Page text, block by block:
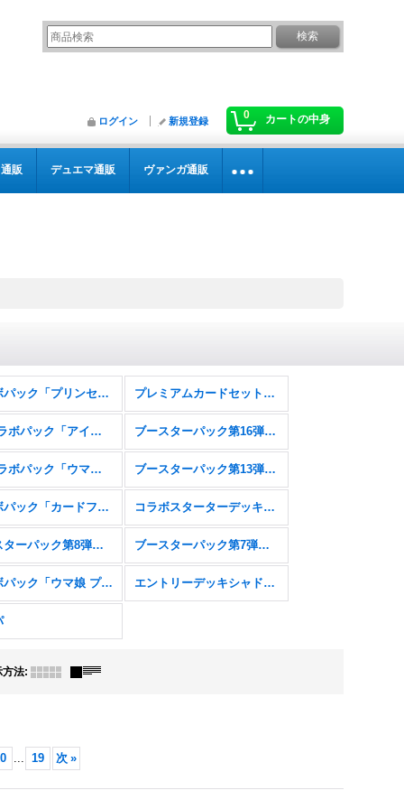
0 カートの中身
ログイン 新規登録
販 デュエマ通販 ヴァンガ通販
コラボパック「プリンセスコネクト！Re:Dive」 プレミアムカードセット「プリンセスコネクト！Re:Dive」
EXコラボパック「アイドルマスター シンデレラガールズ」 ブースターパック第16弾「新たなる創世」
EXコラボパック「ウマ娘 プリティーダービー」 ブースターパック第13弾「暗黒降誕」
コラボパック「カードファイト!! ヴァンガード」 コラボスターターデッキ「聖域の騎士団」「黙示録の炎」
ブースターパック第8弾「次元混沌」 ブースターパック第7弾「森羅鋼鉄」
コラボパック「ウマ娘 プリティーダービー」 エントリーデッキシャドウバースＦ
方法:
... 19 次 »